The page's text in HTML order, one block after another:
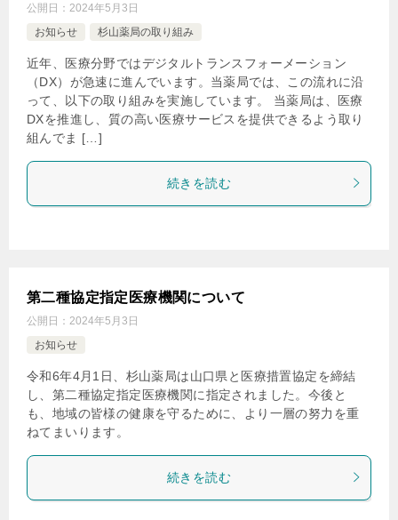
日経DI onlineにて、 「高尿酸血症治療薬の効果減弱に注意
すべき併用薬」が掲載されました
▶︎2024年7月1日
日経ドラッグインフォメーション／達人に学ぶ服薬指導の
ツボにて、 「帯状疱疹（前編）」が掲載されました。
▶︎2024年5月20日
日経DI onlineにて、 「血清尿酸値上昇に注意すべき降圧
薬」が掲載されました。
ツボにて、 「副鼻腔炎（後編）」が掲載されました
▶︎2024年4月18日
日経DI onlineにて、 「MTX服用患者で注意すべき相互作
用」が掲載されました。
▶︎2024年4月1日
日経ドラッグインフォメーション／達人に学ぶ服薬指導の
ツボにて、 「副鼻腔炎（前編）」が掲載されました。
▶︎2024年2月5日
公開日： 2024年5月3日
お知らせ
杉山薬局の取り組み
近年、医療分野ではデジタルトランスフォーメーション
（DX）が急速に進んでいます。当薬局では、この流れに沿
って、以下の取り組みを実施しています。 当薬局は、医療
DXを推進し、質の高い医療サービスを提供できるよう取り
組んでま […]
続きを読む
第二種協定指定医療機関について
公開日： 2024年5月3日
お知らせ
令和6年4月1日、杉山薬局は山口県と医療措置協定を締結
し、第二種協定指定医療機関に指定されました。今後と
も、地域の皆様の健康を守るために、より一層の努力を重
ねてまいります。
続きを読む